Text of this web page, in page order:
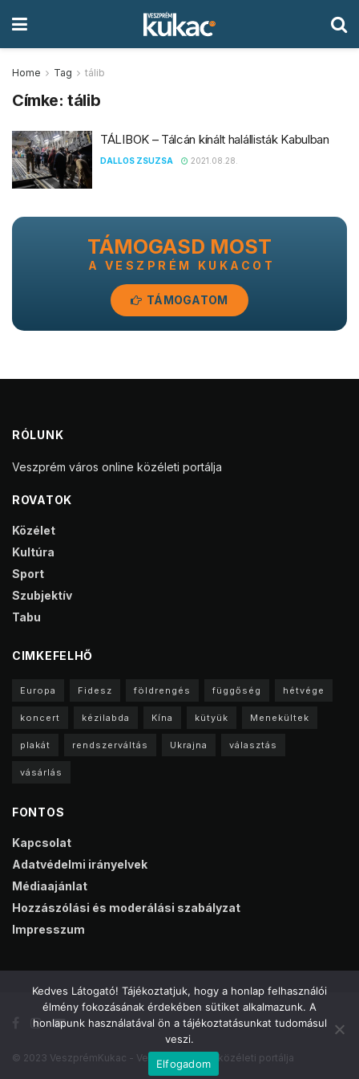
Home Tag tálib
Címke:tálib
TÁLIBOK – Tálcán kínált halállisták Kabulban
DALLOS ZSUZSA 2021.08.28.
TÁMOGASD MOST
A VESZPRÉM KUKACOT
TÁMOGATOM
RÓLUNK
Veszprém város online közéleti portálja
ROVATOK
Közélet
Kultúra
Sport
Szubjektív
Tabu
CIMKEFELHŐ
Europa Fidesz földrengés függőség hétvége
koncert kézilabda Kína kütyük Menekültek
plakát rendszerváltás Ukrajna választás
vásárlás
FONTOS
Kapcsolat
Adatvédelmi irányelvek
Médiaajánlat
Hozzászólási és moderálási szabályzat
Impresszum
© 2023 VeszprémKukac - Veszprém online közéleti portálja
Kedves Látogató! Tájékoztatjuk, hogy a honlap felhasználói
élmény fokozásának érdekében sütiket alkalmazunk. A
honlapunk használatával ön a tájékoztatásunkat tudomásul
veszi.
Elfogadom